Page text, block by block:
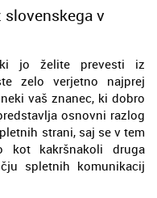
v
jo želite prevesti iz
zelo verjetno najprej
vaš znanec, ki dobro
osnovni razlog
strani, saj se v tem
kot kakršnakoli druga
spletnih komunikacij